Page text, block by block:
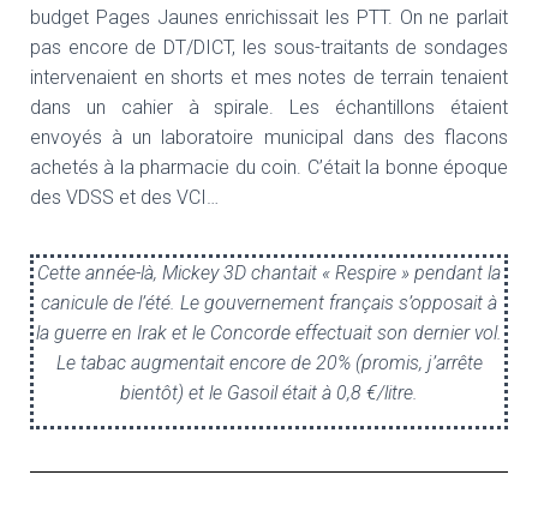
budget Pages Jaunes enrichissait les PTT. On ne parlait
pas encore de DT/DICT, les sous-traitants de sondages
intervenaient en shorts et mes notes de terrain tenaient
dans un cahier à spirale. Les échantillons étaient
envoyés à un laboratoire municipal dans des flacons
achetés à la pharmacie du coin. C’était la bonne époque
des VDSS et des VCI…
Cette année-là, Mickey 3D chantait « Respire » pendant la
canicule de l’été. Le gouvernement français s’opposait à
la guerre en Irak et le Concorde effectuait son dernier vol.
Le tabac augmentait encore de 20% (promis, j’arrête
bientôt) et le Gasoil était à 0,8 €/litre.